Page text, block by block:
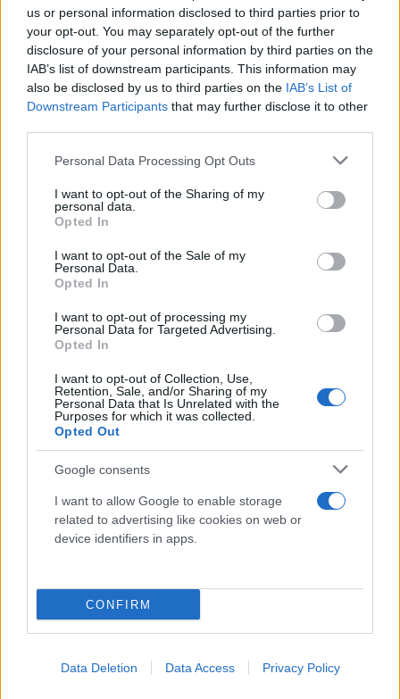
us or personal information disclosed to third parties prior to
your opt-out. You may separately opt-out of the further
disclosure of your personal information by third parties on the
IAB’s list of downstream participants. This information may
also be disclosed by us to third parties on the IAB’s List of
Downstream Participants that may further disclose it to other
Please note that this website/app uses one or more Google
not limited to your visit or usage behaviour. You may click to
grant or deny consent to Google and its third-party tags to
use your data for below specified purposes in below Google
consent section.
Personal Data Processing Opt Outs
I want to opt-out of the Sharing of my
personal data.
Opted In
I want to opt-out of the Sale of my
Personal Data.
Opted In
I want to opt-out of processing my
Personal Data for Targeted Advertising.
Opted In
I want to opt-out of Collection, Use,
Retention, Sale, and/or Sharing of my
Personal Data that Is Unrelated with the
Purposes for which it was collected.
Opted Out
Google consents
I want to allow Google to enable storage
related to advertising like cookies on web or
device identifiers in apps.
CONFIRM
Data Deletion Data Access Privacy Policy
600 MW έργων αποθήκευσης BESS, τα οποία
βρίσκονται αυτή τη στιγμή σε διάφορα στάδια
υλοποίησης στην Ελλάδα και τη Νοτιοανατολική
Ευρώπη.
ανακοίνωσε την έναρξη κατασκευής σταθμού
αποθήκευσης ενέργειας, ονομαστικής ισχύος 25
MW και εγκατεστημένης χωρητικότητας 55 MWh
στη γειτονική
Βουλγαρία . Ο εν λόγω σταθμός θα
υποστηρίζει τη λειτουργία του νέου
φωτοβολταϊκού σταθμού με μπαταρίες, συνολικής
εγκατεστημένης ισχύος165 MWp
στην περιοχή
Stara Zagora της Βουλγαρίας και θα συμβάλλει
ενέργειας.